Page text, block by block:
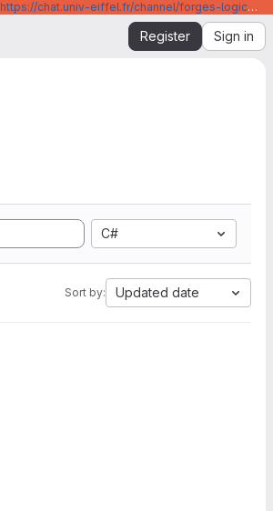
https://chat.univ-eiffel.fr/channel/forges-logicielles-github-et-gitlab-universite-gustave-eiffel
Register Sign in
C#
Sort by: Updated date